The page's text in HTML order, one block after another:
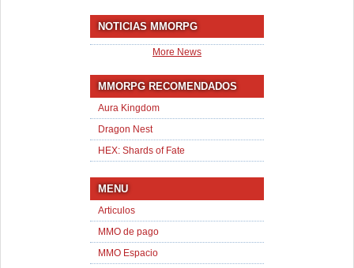
NOTICIAS MMORPG
More News
MMORPG RECOMENDADOS
Aura Kingdom
Dragon Nest
HEX: Shards of Fate
MENU
Articulos
MMO de pago
MMO Espacio